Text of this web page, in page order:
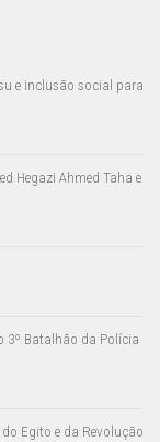
e inclusão social para
Hegazi Ahmed Taha e
3º Batalhão da Polícia
Egito e da Revolução